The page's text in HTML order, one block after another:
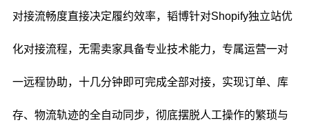
对接流畅度直接决定履约效率，韬博针对Shopify独立站优
化对接流程，无需卖家具备专业技术能力，专属运营一对
一远程协助，十几分钟即可完成全部对接，实现订单、库
存、物流轨迹的全自动同步，彻底摆脱人工操作的繁琐与